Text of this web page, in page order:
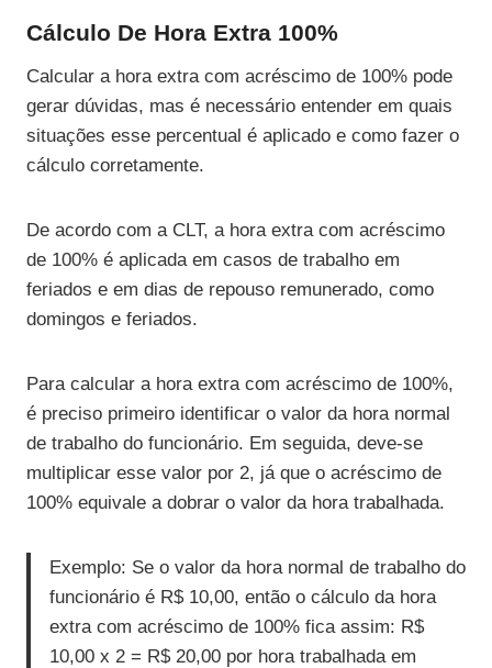
Cálculo De Hora Extra 100%
Calcular a hora extra com acréscimo de 100% pode
gerar dúvidas, mas é necessário entender em quais
situações esse percentual é aplicado e como fazer o
cálculo corretamente.
De acordo com a CLT, a hora extra com acréscimo
de 100% é aplicada em casos de trabalho em
feriados e em dias de repouso remunerado, como
domingos e feriados.
Para calcular a hora extra com acréscimo de 100%,
é preciso primeiro identificar o valor da hora normal
de trabalho do funcionário. Em seguida, deve-se
multiplicar esse valor por 2, já que o acréscimo de
100% equivale a dobrar o valor da hora trabalhada.
Exemplo: Se o valor da hora normal de trabalho do
funcionário é R$ 10,00, então o cálculo da hora
extra com acréscimo de 100% fica assim: R$
10,00 x 2 = R$ 20,00 por hora trabalhada em